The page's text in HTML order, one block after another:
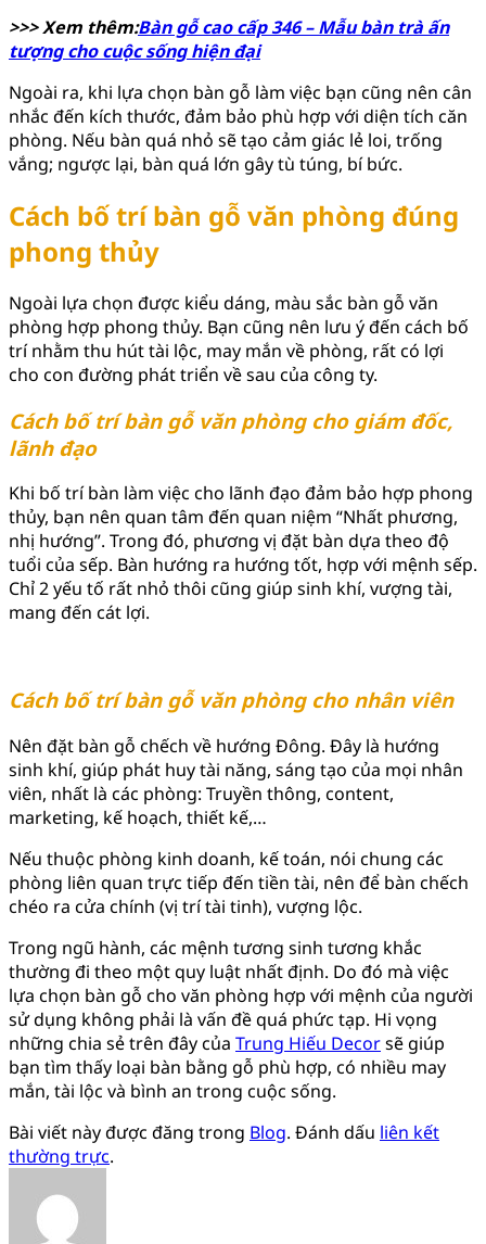
>>> Xem thêm:Bàn gỗ cao cấp 346 – Mẫu bàn trà ấn
tượng cho cuộc sống hiện đại
Ngoài ra, khi lựa chọn bàn gỗ làm việc bạn cũng nên cân
nhắc đến kích thước, đảm bảo phù hợp với diện tích căn
phòng. Nếu bàn quá nhỏ sẽ tạo cảm giác lẻ loi, trống
vắng; ngược lại, bàn quá lớn gây tù túng, bí bức.
Cách bố trí bàn gỗ văn phòng đúng
phong thủy
Ngoài lựa chọn được kiểu dáng, màu sắc bàn gỗ văn
phòng hợp phong thủy. Bạn cũng nên lưu ý đến cách bố
trí nhằm thu hút tài lộc, may mắn về phòng, rất có lợi
cho con đường phát triển về sau của công ty.
Cách bố trí bàn gỗ văn phòng cho giám đốc,
lãnh đạo
Khi bố trí bàn làm việc cho lãnh đạo đảm bảo hợp phong
thủy, bạn nên quan tâm đến quan niệm “Nhất phương,
nhị hướng”. Trong đó, phương vị đặt bàn dựa theo độ
tuổi của sếp. Bàn hướng ra hướng tốt, hợp với mệnh sếp.
Chỉ 2 yếu tố rất nhỏ thôi cũng giúp sinh khí, vượng tài,
mang đến cát lợi.
Cách bố trí bàn gỗ văn phòng cho nhân viên
Nên đặt bàn gỗ chếch về hướng Đông. Đây là hướng
sinh khí, giúp phát huy tài năng, sáng tạo của mọi nhân
viên, nhất là các phòng: Truyền thông, content,
marketing, kế hoạch, thiết kế,…
Nếu thuộc phòng kinh doanh, kế toán, nói chung các
phòng liên quan trực tiếp đến tiền tài, nên để bàn chếch
chéo ra cửa chính (vị trí tài tinh), vượng lộc.
Trong ngũ hành, các mệnh tương sinh tương khắc
thường đi theo một quy luật nhất định. Do đó mà việc
lựa chọn bàn gỗ cho văn phòng hợp với mệnh của người
sử dụng không phải là vấn đề quá phức tạp. Hi vọng
những chia sẻ trên đây của Trung Hiếu Decorsẽ giúp
bạn tìm thấy loại bàn bằng gỗ phù hợp, có nhiều may
mắn, tài lộc và bình an trong cuộc sống.
Bài viết này được đăng trong Blog. Đánh dấu liên kết
thường trực.